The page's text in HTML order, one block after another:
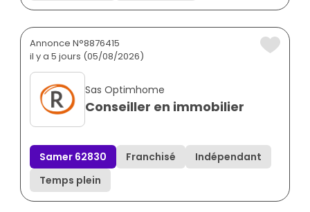
Annonce N°8876415
il y a 5 jours (05/08/2026)
Sas Optimhome
Conseiller en immobilier
Samer 62830 Franchisé
Indépendant
Temps plein